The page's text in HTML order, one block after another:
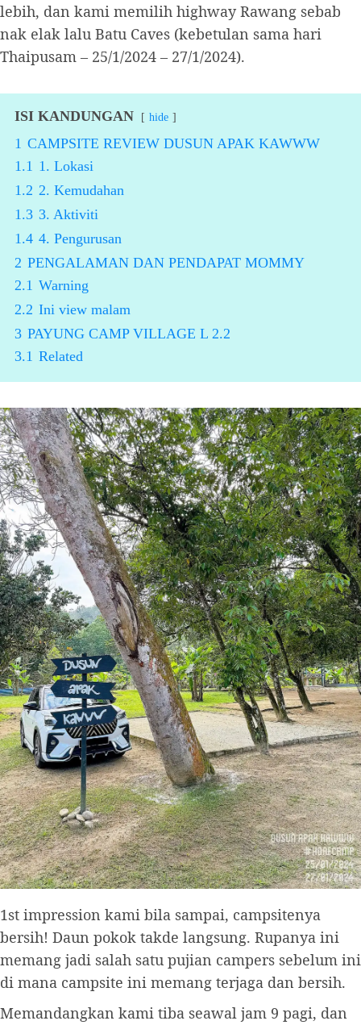
lebih, dan kami memilih highway Rawang sebab
nak elak lalu Batu Caves (kebetulan sama hari
Thaipusam – 25/1/2024 – 27/1/2024).
ISI KANDUNGAN hide
1 CAMPSITE REVIEW DUSUN APAK KAWWW
1.1 1. Lokasi
1.2 2. Kemudahan
1.3 3. Aktiviti
1.4 4. Pengurusan
2 PENGALAMAN DAN PENDAPAT MOMMY
2.1 Warning
2.2 Ini view malam
3 PAYUNG CAMP VILLAGE L 2.2
3.1 Related
1st impression kami bila sampai, campsitenya
bersih! Daun pokok takde langsung. Rupanya ini
memang jadi salah satu pujian campers sebelum ini
di mana campsite ini memang terjaga dan bersih.
Memandangkan kami tiba seawal jam 9 pagi, dan